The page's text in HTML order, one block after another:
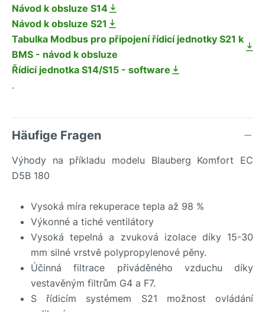
Návod k obsluze S14
Návod k obsluze S21
Tabulka Modbus pro připojení řídicí jednotky S21 k
BMS - návod k obsluze
Řídicí jednotka S14/S15 - software
.
Häufige Fragen
Výhody na příkladu modelu Blauberg Komfort EC
D5B 180
Vysoká míra rekuperace tepla až 98 %
Výkonné a tiché ventilátory
Vysoká tepelná a zvuková izolace díky 15-30
mm silné vrstvě polypropylenové pěny.
Účinná filtrace přiváděného vzduchu díky
vestavěným filtrům G4 a F7.
S řídicím systémem S21 možnost ovládání